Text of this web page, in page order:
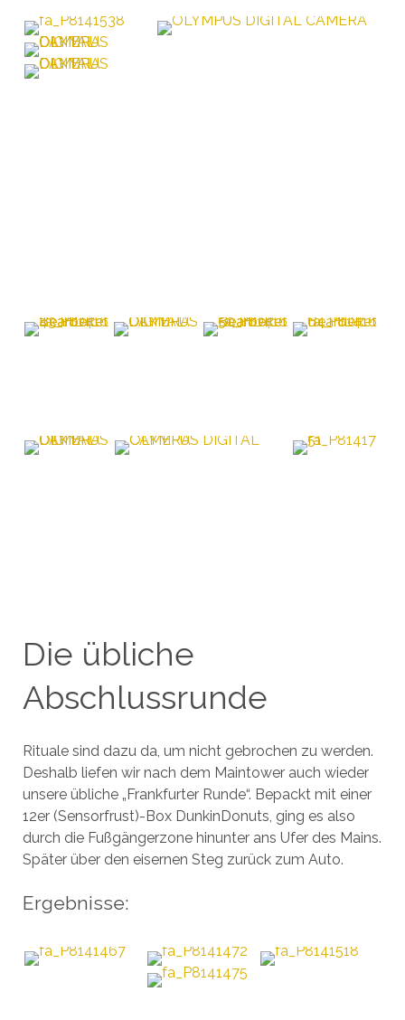
Die übliche
Abschlussrunde
Rituale sind dazu da, um nicht gebrochen zu werden.
Deshalb liefen wir nach dem Maintower auch wieder
unsere übliche „Frankfurter Runde“. Bepackt mit einer
12er (Sensorfrust)-Box DunkinDonuts, ging es also
durch die Fußgängerzone hinunter ans Ufer des Mains.
Später über den eisernen Steg zurück zum Auto.
Ergebnisse: